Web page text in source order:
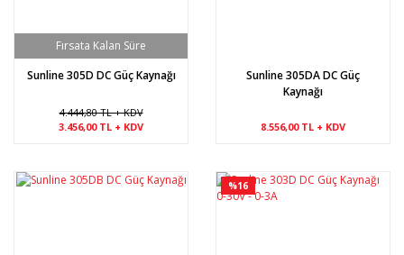
Sunline 305D DC Güç Kaynağı
4.444,80 TL + KDV
3.456,00 TL + KDV
Sunline 305DA DC Güç
Kaynağı
8.556,00 TL + KDV
%16